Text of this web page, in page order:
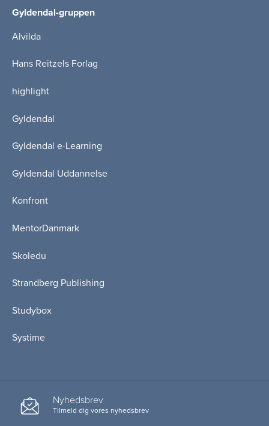
Gyldendal-gruppen
Alvilda
Hans Reitzels Forlag
highlight
Gyldendal
Gyldendal e-Learning
Gyldendal Uddannelse
Konfront
MentorDanmark
Skoledu
Strandberg Publishing
Studybox
Systime
Nyhedsbrev
Tilmeld dig vores nyhedsbrev